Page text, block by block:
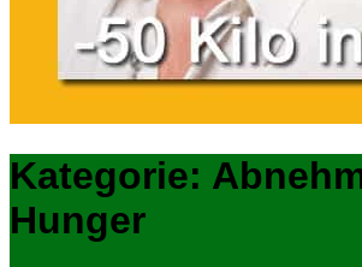
Kategorie:
Hunger